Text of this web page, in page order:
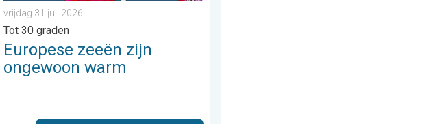
vrijdag 31 juli 2026
Tot 30 graden
Europese zeeën zijn
ongewoon warm